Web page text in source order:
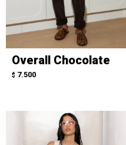
Overall Chocolate
$ 7.500